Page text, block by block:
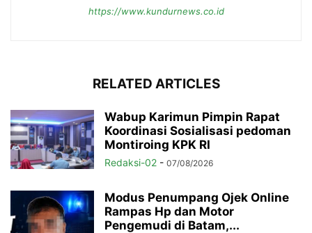
https://www.kundurnews.co.id
RELATED ARTICLES
Wabup Karimun Pimpin Rapat
Koordinasi Sosialisasi pedoman
Montiroing KPK RI
Redaksi-02 - 07/08/2026
Modus Penumpang Ojek Online
Rampas Hp dan Motor
Pengemudi di Batam,...